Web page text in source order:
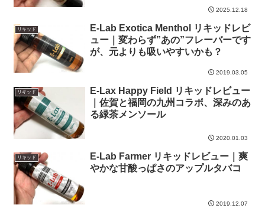
2025.12.18
リキッド
E-Lab Exotica Menthol リキッドレビ
ュー｜変わらず”あの”フレーバーです
が、元よりも吸いやすいかも？
2019.03.05
リキッド
E-Lax Happy Field リキッドレビュー
｜佐賀と福岡の九州コラボ、深みのあ
る緑茶メンソール
2020.01.03
リキッド
E-Lab Farmer リキッドレビュー｜爽
やかな甘酸っぱさのアップルタバコ
2019.12.07